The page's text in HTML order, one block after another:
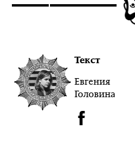
Текст
Евгения
Головина